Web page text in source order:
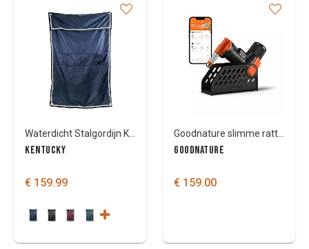
KENTUCKY
€ 159.99
GOODNATURE
€ 159.00